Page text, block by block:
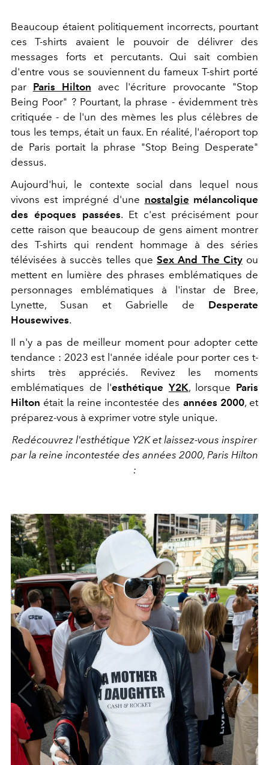
Beaucoup étaient politiquement incorrects, pourtant
ces T-shirts avaient le pouvoir de délivrer des
messages forts et percutants. Qui sait combien
d'entre vous se souviennent du fameux T-shirt porté
par Paris Hilton avec l'écriture provocante "Stop
Being Poor" ? Pourtant, la phrase - évidemment très
critiquée - de l'un des mèmes les plus célèbres de
tous les temps, était un faux. En réalité, l'aéroport top
de Paris portait la phrase "Stop Being Desperate"
dessus.
Aujourd'hui, le contexte social dans lequel nous
vivons est imprégné d'une nostalgie mélancolique
des époques passées. Et c'est précisément pour
cette raison que beaucoup de gens aiment montrer
des T-shirts qui rendent hommage à des séries
télévisées à succès telles queSex And The Cityou
mettent en lumière des phrases emblématiques de
personnages emblématiques à l'instar de Bree,
Lynette, Susan et Gabrielle de Desperate
Housewives.
Il n'y a pas de meilleur moment pour adopter cette
tendance : 2023 est l'année idéale pour porter ces t-
shirts très appréciés. Revivez les moments
emblématiques de l'esthétique Y2K, lorsque Paris
Hilton était la reine incontestée des années 2000, et
préparez-vous à exprimer votre style unique.
Redécouvrez l'esthétique Y2K et laissez-vous inspirer
par la reine incontestée des années 2000, Paris Hilton
: